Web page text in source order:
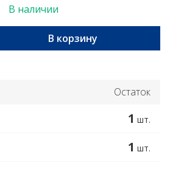
В наличии
В корзину
Остаток
1 шт.
1 шт.